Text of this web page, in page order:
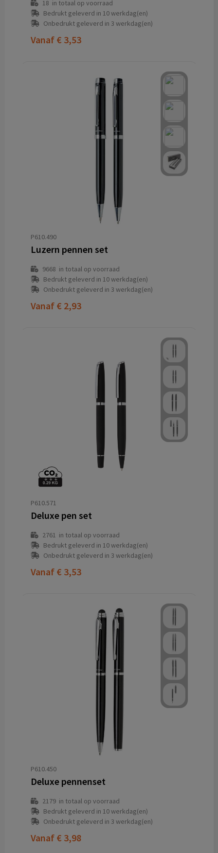
18 in totaal op voorraad
Bedrukt geleverd in 10 werkdag(en)
Onbedrukt geleverd in 3 werkdag(en)
Vanaf € 3,53
P610.490
Luzern pennen set
9668 in totaal op voorraad
Bedrukt geleverd in 10 werkdag(en)
Onbedrukt geleverd in 3 werkdag(en)
Vanaf € 2,93
P610.571
Deluxe pen set
2761 in totaal op voorraad
Bedrukt geleverd in 10 werkdag(en)
Onbedrukt geleverd in 3 werkdag(en)
Vanaf € 3,53
P610.450
Deluxe pennenset
2179in totaal op voorraad
Bedrukt geleverd in 10 werkdag(en)
Onbedrukt geleverd in 3 werkdag(en)
Vanaf € 3,98